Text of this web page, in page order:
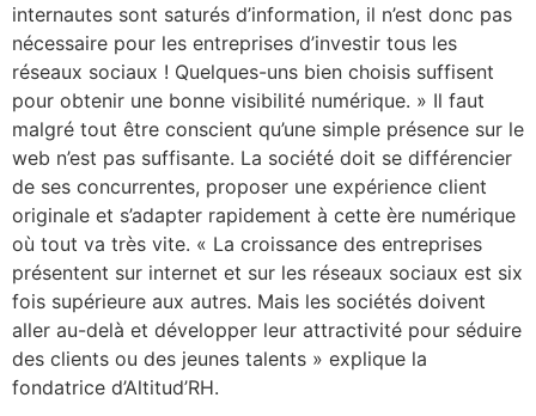
internautes sont saturés d’information, il n’est donc pas
nécessaire pour les entreprises d’investir tous les
réseaux sociaux ! Quelques-uns bien choisis suffisent
pour obtenir une bonne visibilité numérique. » Il faut
malgré tout être conscient qu’une simple présence sur le
web n’est pas suffisante. La société doit se différencier
de ses concurrentes, proposer une expérience client
originale et s’adapter rapidement à cette ère numérique
où tout va très vite. « La croissance des entreprises
présentent sur internet et sur les réseaux sociaux est six
fois supérieure aux autres. Mais les sociétés doivent
aller au-delà et développer leur attractivité pour séduire
des clients ou des jeunes talents » explique la
fondatrice d’Altitud’RH.